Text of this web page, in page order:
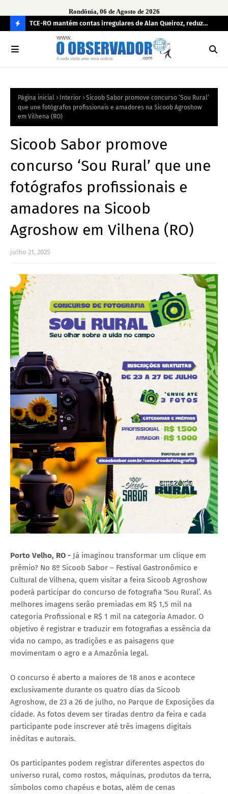
Rondônia, 06 de Agosto de 2026
O
R
A
TCE-RO mantém contas irregulares de Alan Queiroz, reduz
multa e caso pode gerar Inelegibilidade
Página inicial Interior
Sicoob Sabor promove concurso ‘Sou Rural’
que une fotógrafos profissionais e amadores na Sicoob Agroshow
em Vilhena (RO)
Sicoob Sabor promove
concurso ‘Sou Rural’ que une
fotógrafos profissionais e
amadores na Sicoob
Agroshow em Vilhena (RO)
julho 21, 2025
Porto Velho, RO - Já imaginou transformar um clique em
prêmio? No 8º Sicoob Sabor – Festival Gastronômico e
Cultural de Vilhena, quem visitar a feira Sicoob Agroshow
poderá participar do concurso de fotografia ‘Sou Rural’. As
melhores imagens serão premiadas em R$ 1,5 mil na
categoria Profissional e R$ 1 mil na categoria Amador. O
objetivo é registrar e traduzir em fotografias a essência da
vida no campo, as tradições e as paisagens que
movimentam o agro e a Amazônia legal.
O concurso é aberto a maiores de 18 anos e acontece
exclusivamente durante os quatro dias da Sicoob
Agroshow, de 23 a 26 de julho, no Parque de Exposições da
cidade. As fotos devem ser tiradas dentro da feira e cada
participante pode inscrever até três imagens digitais
inéditas e autorais.
Os participantes podem registrar diferentes aspectos do
universo rural, como rostos, máquinas, produtos da terra,
símbolos como chapéus e botas, além de cenas